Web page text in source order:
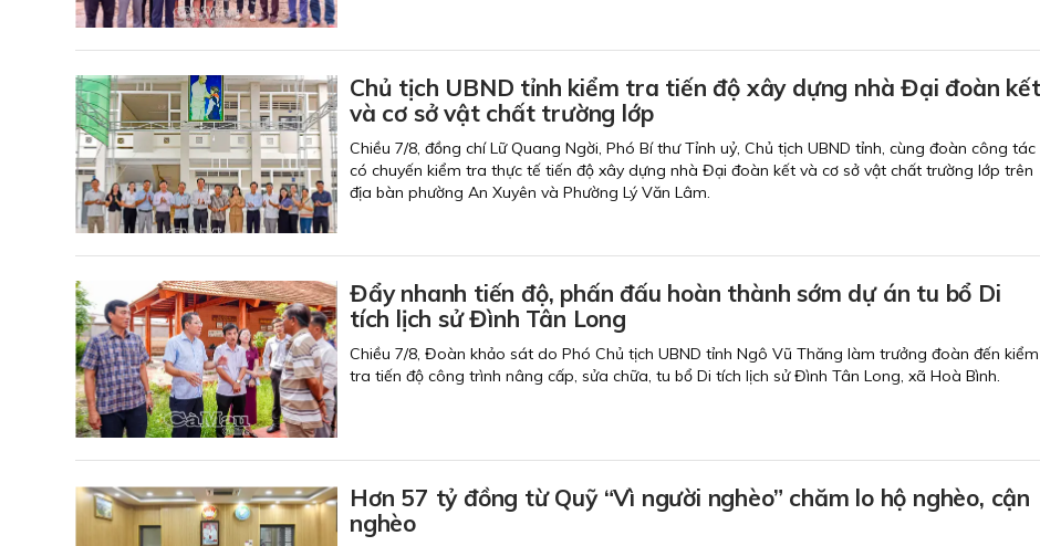
Chủ tịch UBND tỉnh kiểm tra tiến độ xây dựng nhà Đại đoàn kết
và cơ sở vật chất trường lớp
Chiều 7/8, đồng chí Lữ Quang Ngời, Phó Bí thư Tỉnh uỷ, Chủ tịch UBND tỉnh, cùng đoàn công tác
có chuyến kiểm tra thực tế tiến độ xây dựng nhà Đại đoàn kết và cơ sở vật chất trường lớp trên
địa bàn phường An Xuyên và Phường Lý Văn Lâm.
Đẩy nhanh tiến độ, phấn đấu hoàn thành sớm dự án tu bổ Di
tích lịch sử Đình Tân Long
Chiều 7/8, Đoàn khảo sát do Phó Chủ tịch UBND tỉnh Ngô Vũ Thăng làm trưởng đoàn đến kiểm
tra tiến độ công trình nâng cấp, sửa chữa, tu bổ Di tích lịch sử Đình Tân Long, xã Hoà Bình.
Hơn 57 tỷ đồng từ Quỹ “Vì người nghèo” chăm lo hộ nghèo, cận
nghèo